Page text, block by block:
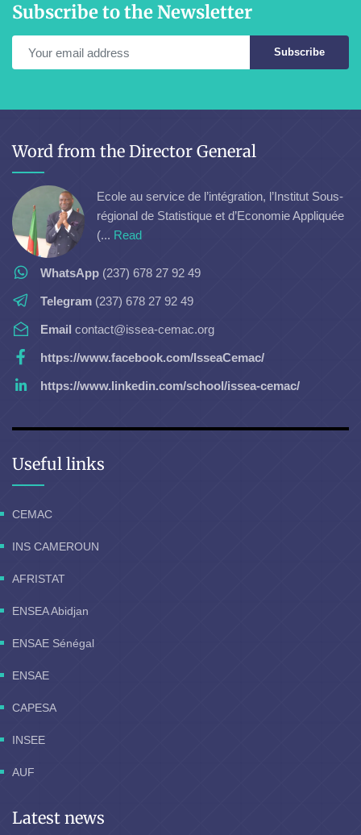
Subscribe to the Newsletter
Subscribe
Word from the Director General
Ecole au service de l’intégration, l’Institut Sous-
régional de Statistique et d’Economie Appliquée
(... Read
WhatsApp (237) 678 27 92 49
Telegram (237) 678 27 92 49
Email contact@issea-cemac.org
https://www.facebook.com/IsseaCemac/
https://www.linkedin.com/school/issea-cemac/
Useful links
CEMAC
INS CAMEROUN
AFRISTAT
ENSEA Abidjan
ENSAE Sénégal
ENSAE
CAPESA
INSEE
AUF
Latest news